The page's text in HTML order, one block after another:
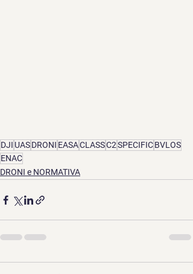
DJI UASDRONI EASACLASSC2SPECIFICBVLOS
ENAC
DRONI e NORMATIVA